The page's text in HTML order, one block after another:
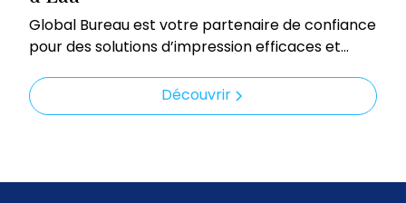
Global Bureau est votre partenaire de confiance
pour des solutions d’impression efficaces et
Découvrir